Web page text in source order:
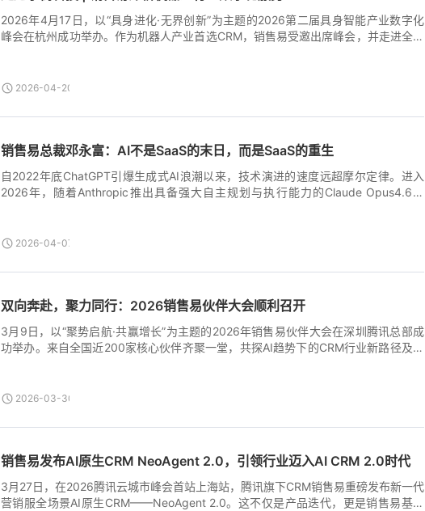
2026年4月17日，以“具身进化·无界创新”为主题的2026第二届具身智能产业数字化
峰会在杭州成功举办。作为机器人产业首选CRM，销售易受邀出席峰会，并走进全球
身智能规模量产元年，具身智能已成为AI发展的新高地。本次峰会展示了具身智能产
等众多头部企业的参与。作为中国CRM领导者，销售易深度参与峰会并走进标杆企业
践，得到了市场的充分认可与高度信任。 近年来，销售易在AI领域取得了显著进展。
2026-04-20T02:27:20+00:00
销售易总裁邓永富：AI不是SaaS的末日，而是SaaS的重生
自2022年底ChatGPT引爆生成式AI浪潮以来，技术演进的速度远超摩尔定律。进入
2026年，随着Anthropic推出具备强大自主规划与执行能力的Claude Opus4.6及
2026-04-07T09:59:15+00:00
双向奔赴，聚力同行：2026销售易伙伴大会顺利召开
3月9日，以“聚势启航·共赢增长”为主题的2026年销售易伙伴大会在深圳腾讯总部成
功举办。来自全国近200家核心伙伴齐聚一堂，共探AI趋势下的CRM行业新路径及生
——销售易深耕CRM产品与技术，伙伴扎根行业与交付，双方将各自优势深度融合，
产品更智能、更贴近业务场景，并结合各位伙伴在行业深耕、实施交付等方面的独特
成长。” 腾讯集团副总裁、政企业务总裁 [...]
2026-03-30T09:03:27+00:00
销售易发布AI原生CRM NeoAgent 2.0，引领行业迈入AI CRM 2.0时代
3月27日，在2026腾讯云城市峰会首站上海站，腾讯旗下CRM销售易重磅发布新一代
营销服全场景AI原生CRM——NeoAgent 2.0。这不仅是产品迭代，更是销售易基于